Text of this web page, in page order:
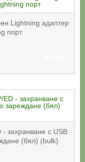
Lightning адаптер
порт
захранване с USB
(бял) (bulk)